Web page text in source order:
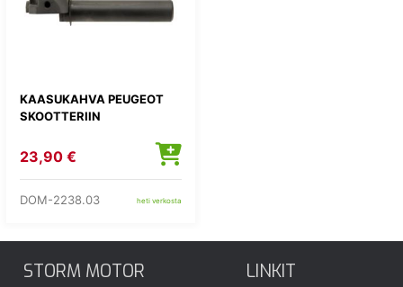
KAASUKAHVA PEUGEOT
SKOOTTERIIN
23,90 €
DOM-2238.03 heti verkosta
STORM MOTOR LINKIT